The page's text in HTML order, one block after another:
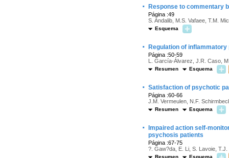
· Response to commentary
Página :49
S. Andalib, M.S. Vafaee, T.M.
Esquema
· Regulation of
Página :50-59
L. García-Álvarez, J.R. Caso,
Resumen Esquema
· Satisfaction of psychotic
Página :60-66
J.M. Vermeulen, N.F.
Resumen Esquema
·
Impaired action self-
psychosis patients
Página :67-75
?. Gaw?da, E. Li, S. Lavoie,
Resumen Esquema